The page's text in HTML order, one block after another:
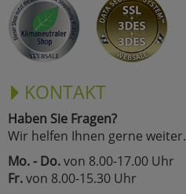
KONTAKT
Haben Sie Fragen?
Wir helfen Ihnen gerne weiter.
Mo. - Do.von 8.00-17.00 Uhr
Fr.von 8.00-15.30 Uhr